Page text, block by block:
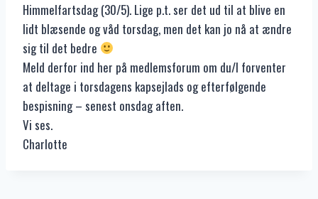
Himmelfartsdag (30/5). Lige p.t. ser det ud til at blive en
lidt blæsende og våd torsdag, men det kan jo nå at ændre
sig til det bedre
Meld derfor ind her på medlemsforum om du/I forventer
at deltage i torsdagens kapsejlads og efterfølgende
bespisning – senest onsdag aften.
Vi ses.
Charlotte